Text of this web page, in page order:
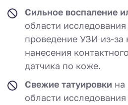
Сильное воспаление
области исследования
проведение УЗИ из-за
нанесения
датчика по коже.
Свежие татуировки на
области